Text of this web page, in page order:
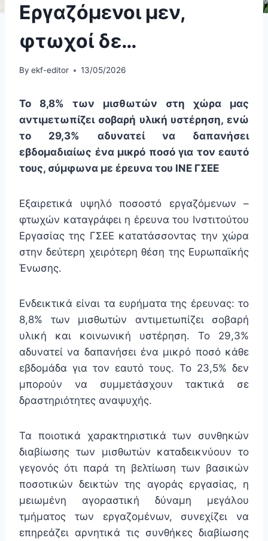
Εργαζόμενοι μεν,
φτωχοί δε…
By ekf-editor 13/05/2026
Το 8,8% των μισθωτών στη χώρα μας
αντιμετωπίζει σοβαρή υλική υστέρηση, ενώ
το 29,3% αδυνατεί να δαπανήσει
εβδομαδιαίως ένα μικρό ποσό για τον εαυτό
τους, σύμφωνα με έρευνα του ΙΝΕ ΓΣΕΕ
Εξαιρετικά υψηλό ποσοστό εργαζόμενων –
φτωχών καταγράφει η έρευνα του Ινστιτούτου
Εργασίας της ΓΣΕΕ κατατάσσοντας την χώρα
στην δεύτερη χειρότερη θέση της Ευρωπαϊκής
Ένωσης.
Ενδεικτικά είναι τα ευρήματα της έρευνας: το
8,8% των μισθωτών αντιμετωπίζει σοβαρή
υλική και κοινωνική υστέρηση. Το 29,3%
αδυνατεί να δαπανήσει ένα μικρό ποσό κάθε
εβδομάδα για τον εαυτό τους. Το 23,5% δεν
μπορούν να συμμετάσχουν τακτικά σε
δραστηριότητες αναψυχής.
Τα ποιοτικά χαρακτηριστικά των συνθηκών
διαβίωσης των μισθωτών καταδεικνύουν το
γεγονός ότι παρά τη βελτίωση των βασικών
ποσοτικών δεικτών της αγοράς εργασίας, η
μειωμένη αγοραστική δύναμη μεγάλου
τμήματος των εργαζομένων, συνεχίζει να
επηρεάζει αρνητικά τις συνθήκες διαβίωσης